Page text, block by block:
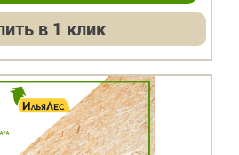
в 1 клик